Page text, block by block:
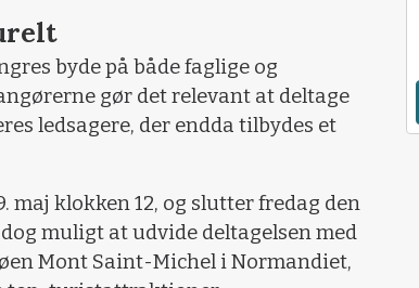
byde på både faglige og
gør det relevant at deltage
ledsagere, der endda tilbydes et
maj klokken 12, og slutter fredag den
muligt at udvide deltagelsen med
Mont Saint-Michel i Normandiet,